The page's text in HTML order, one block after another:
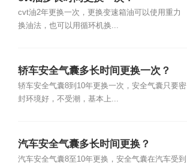
cvt油2年更换一次，更换变速箱油可以使用重力
换油法，也可以用循环机换...
轿车安全气囊多长时间更换一次？
轿车安全气囊8到10年更换一次，安全气囊只要密
封环境好，不受潮，基本上...
汽车安全气囊多长时间更换？
汽车安全气囊8至10年更换，安全气囊在汽车受到